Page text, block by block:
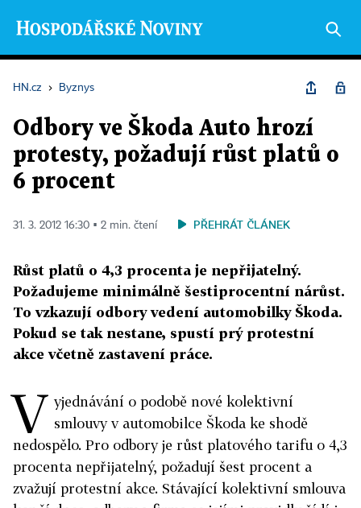
HN.cz › Byznys
Odbory ve Škoda Auto hrozí
protesty, požadují růst platů o
6 procent
31. 3. 2012 16:30 ▪ 2 min. čtení PŘEHRÁT ČLÁNEK
Růst platů o 4,3 procenta je nepřijatelný.
Požadujeme minimálně šestiprocentní nárůst.
To vzkazují odbory vedení automobilky Škoda.
Pokud se tak nestane, spustí prý protestní
akce včetně zastavení práce.
V yjednávání o podobě nové kolektivní
smlouvy v automobilce Škoda ke shodě
nedospělo. Pro odbory je růst platového tarifu o 4,3
procenta nepřijatelný, požadují šest procent a
zvažují protestní akce. Stávající kolektivní smlouva